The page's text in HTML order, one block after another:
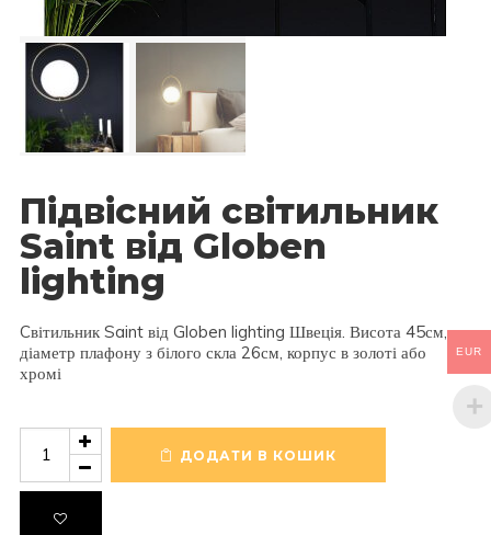
Підвісний світильник
Saint від Globen
lighting
Cвітильник Saint від Globen lighting Швеція. Висота 45см,
діаметр плафону з білого скла 26см, корпус в золоті або
хромі
Підвісний
світильник
Saint
Globen
ДОДАТИ В КОШИК
EUR